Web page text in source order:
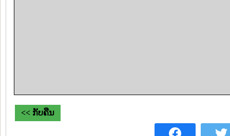
<< ກັບຄືນ